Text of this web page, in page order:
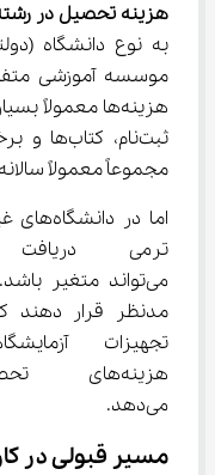
هزینه تحصیل در
به نوع دانشگاه
هزینه‌ها
مجموعاً معمولاً
اما در
ترمی
می‌تواند متغیر
می‌دهد.
مسیر قبولی در